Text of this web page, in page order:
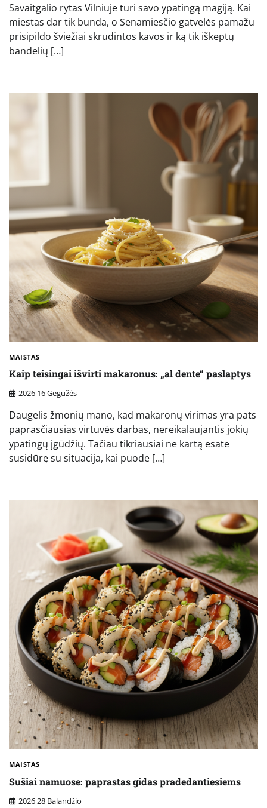
Savaitgalio rytas Vilniuje turi savo ypatingą magiją. Kai
miestas dar tik bunda, o Senamiesčio gatvelės pamažu
prisipildo šviežiai skrudintos kavos ir ką tik iškeptų
bandelių […]
MAISTAS
Kaip teisingai išvirti makaronus: „al dente“ paslaptys
2026 16 Gegužės
Daugelis žmonių mano, kad makaronų virimas yra pats
paprasčiausias virtuvės darbas, nereikalaujantis jokių
ypatingų įgūdžių. Tačiau tikriausiai ne kartą esate
susidūrę su situacija, kai puode […]
MAISTAS
Sušiai namuose: paprastas gidas pradedantiesiems
2026 28 Balandžio